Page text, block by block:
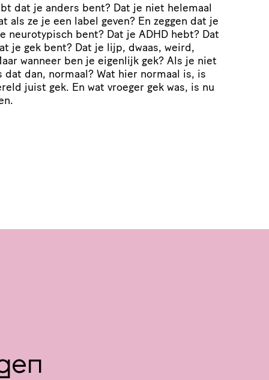
dat je anders bent? Dat je niet helemaal
als ze je een label geven? En zeggen dat je
neurotypisch bent? Dat je ADHD hebt? Dat
je gek bent? Dat je lijp, dwaas, weird,
wanneer ben je eigenlijk gek? Als je niet
dat dan, normaal? Wat hier normaal is, is
juist gek. En wat vroeger gek was, is nu